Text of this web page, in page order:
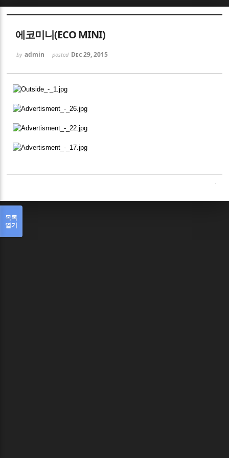
에코미니(ECO MINI)
by admin posted Dec 29, 2015
목록
열기
Sketchbook5, 스케치북5
Sketchbook5, 스케치북5